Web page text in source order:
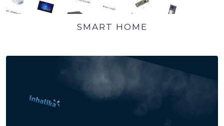
SMART HOME